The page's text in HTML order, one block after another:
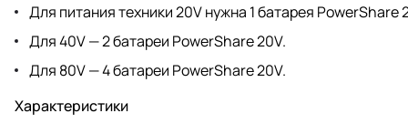
Для питания техники 20V нужна 1 батарея PowerShare
Для 40V — 2 батареи PowerShare 20V.
Для 80V — 4 батареи PowerShare 20V.
Характеристики